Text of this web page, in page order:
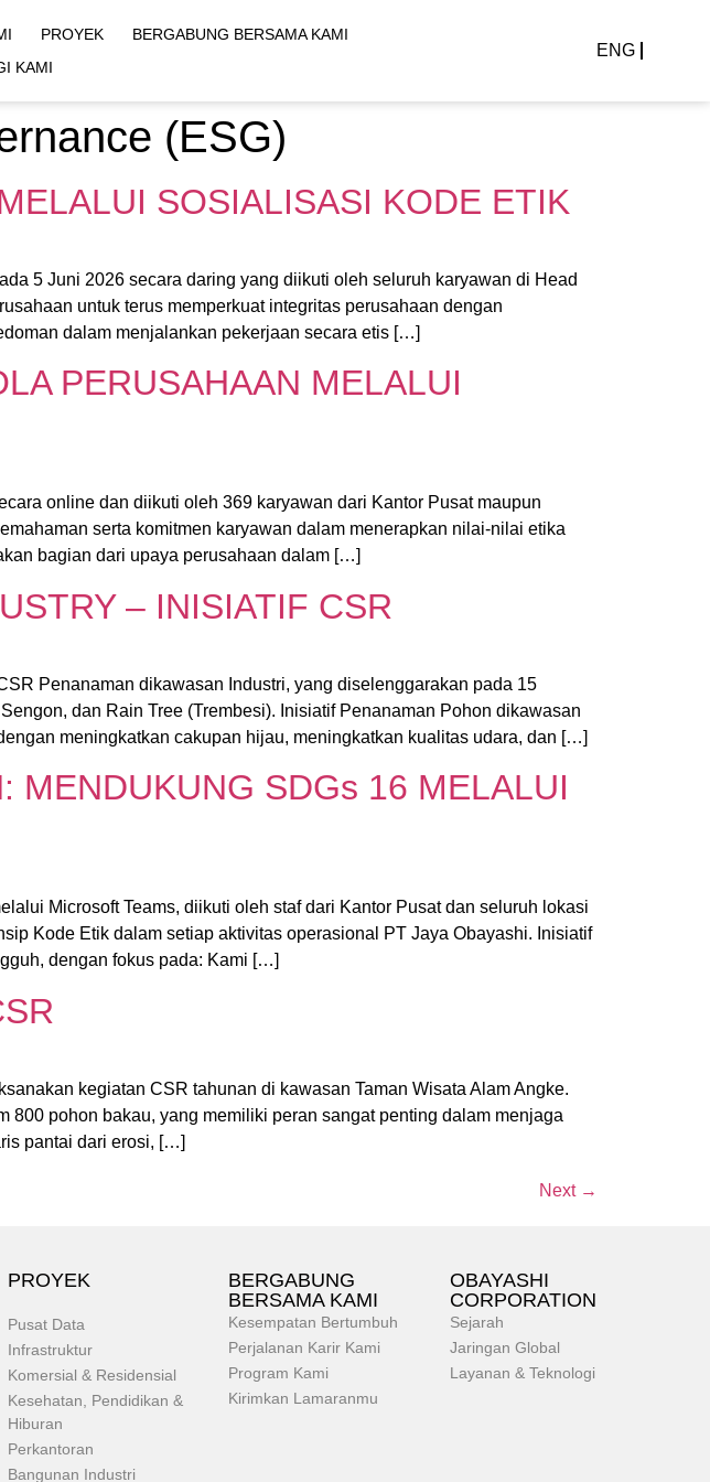
PROYEK
BERGABUNG BERSAMA KAMI
KAMI
ENG
(ESG)
SOSIALISASI KODE ETIK
5 Juni 2026 secara daring yang diikuti oleh seluruh karyawan di Head
untuk terus memperkuat integritas perusahaan dengan
dalam menjalankan pekerjaan secara etis […]
PERUSAHAAN MELALUI
online dan diikuti oleh 369 karyawan dari Kantor Pusat maupun
serta komitmen karyawan dalam menerapkan nilai-nilai etika
bagian dari upaya perusahaan dalam […]
– INISIATIF CSR
Penanaman dikawasan Industri, yang diselenggarakan pada 15
dan Rain Tree (Trembesi). Inisiatif Penanaman Pohon dikawasan
meningkatkan cakupan hijau, meningkatkan kualitas udara, dan […]
MENDUKUNG SDGs 16 MELALUI
Microsoft Teams, diikuti oleh staf dari Kantor Pusat dan seluruh lokasi
Kode Etik dalam setiap aktivitas operasional PT Jaya Obayashi. Inisiatif
dengan fokus pada: Kami […]
kegiatan CSR tahunan di kawasan Taman Wisata Alam Angke.
pohon bakau, yang memiliki peran sangat penting dalam menjaga
pantai dari erosi, […]
Next →
PROYEK
Pusat Data
Infrastruktur
Komersial & Residensial
Kesehatan, Pendidikan &
Hiburan
Perkantoran
Bangunan Industri
BERGABUNG
BERSAMA KAMI
Kesempatan Bertumbuh
Perjalanan Karir Kami
Program Kami
Kirimkan Lamaranmu
OBAYASHI
CORPORATION
Sejarah
Jaringan Global
Layanan & Teknologi